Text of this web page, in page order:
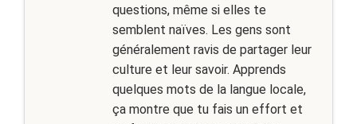
questions, même si elles te
semblent naïves. Les gens sont
généralement ravis de partager leur
culture et leur savoir. Apprends
quelques mots de la langue locale,
ça montre que tu fais un effort et